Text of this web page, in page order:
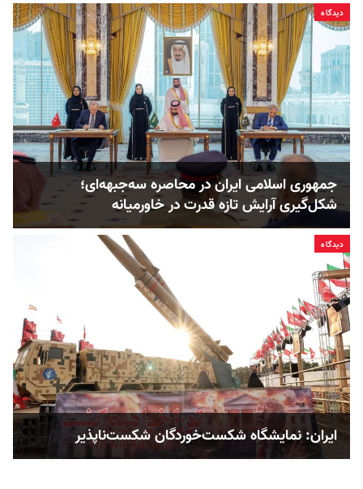
دیدگاه
جمهوری اسلامی ایران در محاصره سه‌جبهه‌ای؛
شکل‌گیری آرایش تازه قدرت در خاورمیانه
دیدگاه
ایران: نمایشگاه شکست‌خوردگان شکست‌ناپذیر